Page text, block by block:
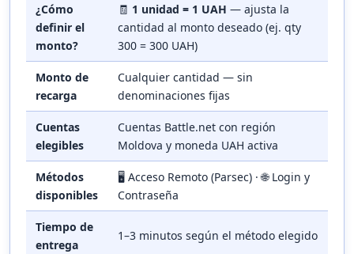
¿Cómo
definir el
monto?
🧾 1 unidad = 1 UAH — ajusta la
cantidad al monto deseado (ej. qty
300 = 300 UAH)
Monto de
recarga
Cualquier cantidad — sin
denominaciones fijas
Cuentas
elegibles
Cuentas Battle.net con región
Moldova y moneda UAH activa
Métodos
disponibles
🖥️ Acceso Remoto (Parsec) · 🌐 Login y
Contraseña
Tiempo de
entrega
1–3 minutos según el método elegido